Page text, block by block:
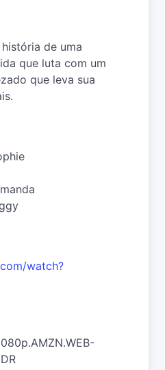
de uma
que luta com um
que leva sua
watch?